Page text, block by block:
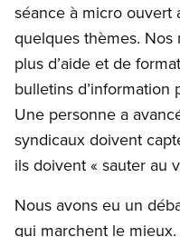
séance à micro ouvert
quelques thèmes.
plus d’aide et de
bulletins d’information
Une personne a
syndicaux doivent
ils doivent « sauter au
Nous avons eu un
qui marchent le